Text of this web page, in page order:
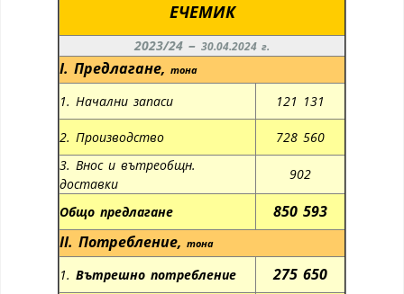
ЕЧЕМИК
2023/24 – 30.04.2024 г.
I. Предлагане, тона
1. Начални запаси 121 131
2. Производство
728 560
3. Внос и вътреобщн.
доставки
902
Общо предлагане
850 593
II. Потребление, тона
1. Вътрешно потребление 275 650